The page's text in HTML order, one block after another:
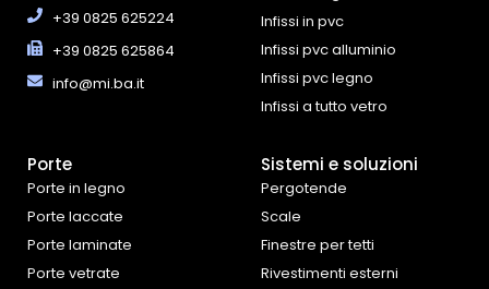
+39 0825 625224
+39 0825 625864
info@mi.ba.it
Infissi in pvc
Infissi pvc alluminio
Infissi pvc legno
Infissi a tutto vetro
Porte
Porte in legno
Porte laccate
Porte laminate
Porte vetrate
Sistemi e soluzioni
Pergotende
Scale
Finestre per tetti
Rivestimenti esterni